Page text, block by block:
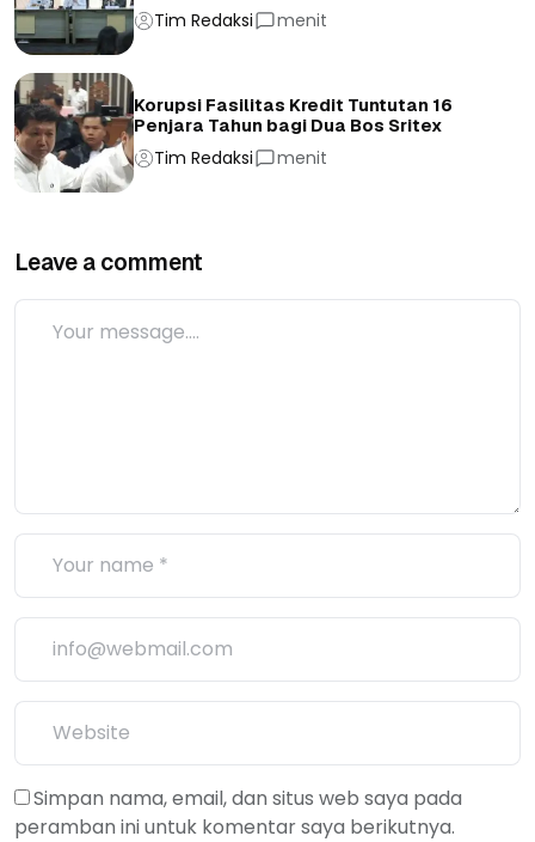
Tim Redaksi menit
Korupsi Fasilitas Kredit Tuntutan 16
Penjara Tahun bagi Dua Bos Sritex
Tim Redaksi menit
Leave a comment
Simpan nama, email, dan situs web saya pada
peramban ini untuk komentar saya berikutnya.